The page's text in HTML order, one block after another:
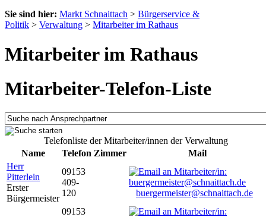
Sie sind hier: Markt Schnaittach > Bürgerservice &
Politik > Verwaltung > Mitarbeiter im Rathaus
Mitarbeiter im Rathaus
Mitarbeiter-Telefon-Liste
Telefonliste der Mitarbeiter/innen der Verwaltung
Name
Telefon Zimmer
Mail
Herr
Pitterlein
Erster
Bürgermeister
09153
409-
120
buergermeister@schnaittach.de
09153